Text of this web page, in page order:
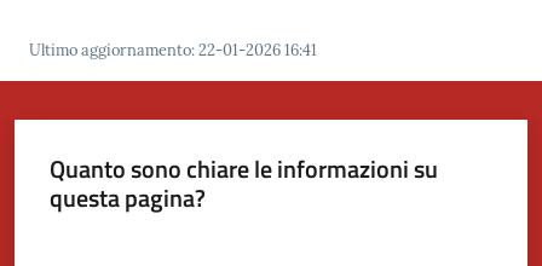
Vivere
Nonantola
Ultimo aggiornamento:22-01-2026 16:41
Quanto sono chiare le informazioni su
questa pagina?